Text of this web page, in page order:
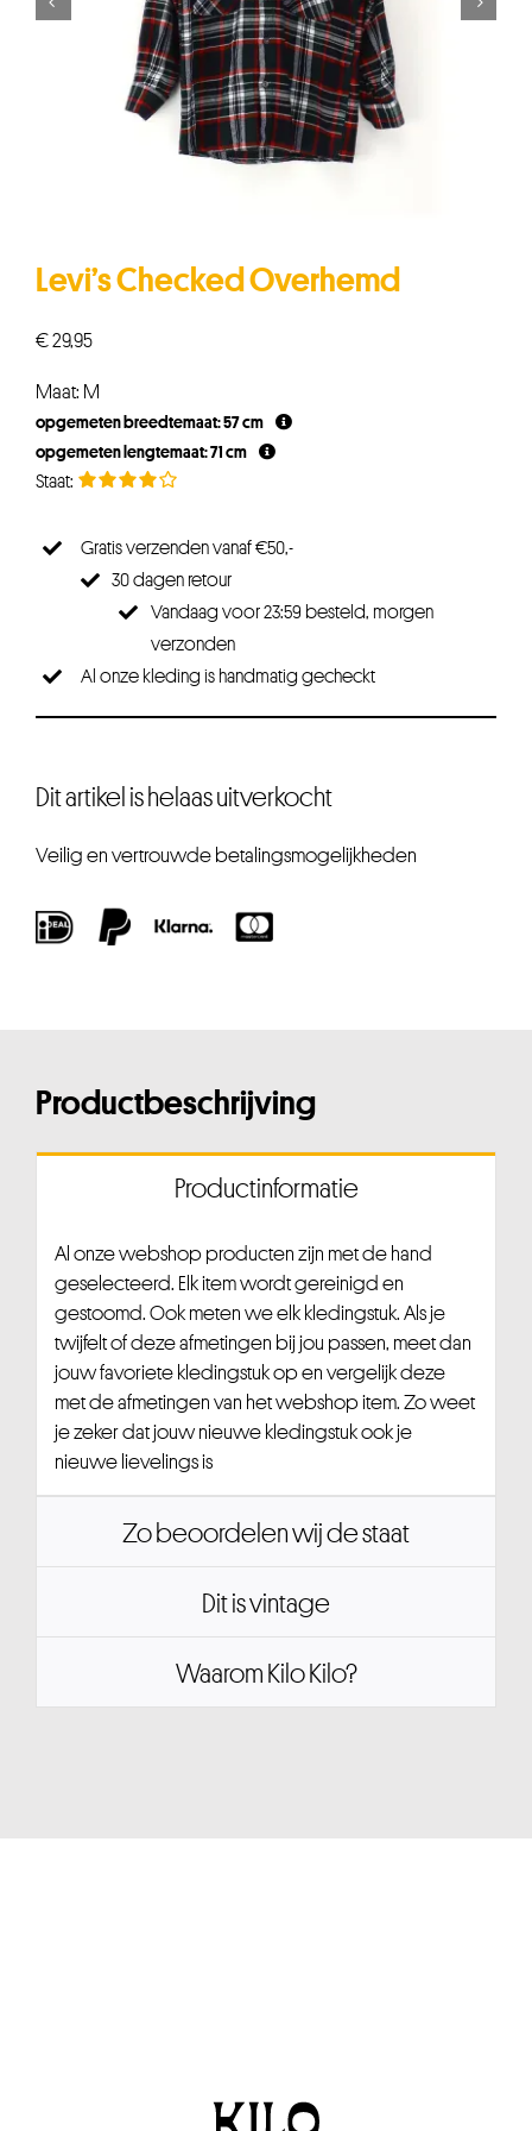
Levi’s Checked Overhemd
€29,95
Maat: M
opgemeten breedtemaat: 57 cm
opgemeten lengtemaat: 71 cm
Gratis verzenden vanaf €50,-
30 dagen retour
Vandaag voor 23:59 besteld, morgen
verzonden
Al onze kleding is handmatig gecheckt
Dit artikel is helaas uitverkocht
Veilig en vertrouwde betalingsmogelijkheden
Productbeschrijving
Productinformatie
Al onze webshop producten zijn met de hand
geselecteerd. Elk item wordt gereinigd en
gestoomd. Ook meten we elk kledingstuk. Als je
twijfelt of deze afmetingen bij jou passen, meet dan
jouw favoriete kledingstuk op en vergelijk deze
met de afmetingen van het webshop item. Zo weet
je zeker dat jouw nieuwe kledingstuk ook je
nieuwe lievelings is
Zo beoordelen wij de staat
Dit is vintage
Waarom Kilo Kilo?